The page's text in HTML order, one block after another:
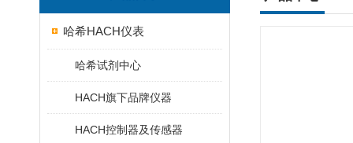
哈希HACH仪表
哈希试剂中心
HACH旗下品牌仪器
HACH控制器及传感器